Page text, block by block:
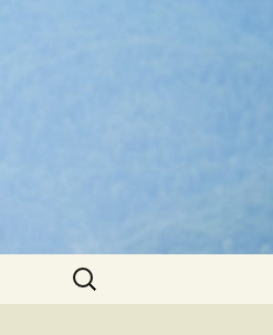
Rechercher :